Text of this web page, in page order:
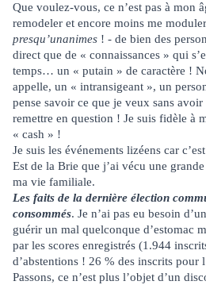
Que voulez-vous, ce n’est pas à mon
remodeler et encore moins me
presqu’unanimes ! - de bien des
direct que de « connaissances » qui
temps… un « putain » de caractère !
appelle, un « intransigeant », un
pense savoir ce que je veux sans
remettre en question ! Je suis fidèle à
« cash » !
Je suis les événements lizéens car
Est de la Brie que j’ai vécu une
ma vie familiale.
Les faits de la dernière élection
consommés. Je n’ai pas eu besoin
guérir un mal quelconque d’estomac
par les scores enregistrés (1.944
d’abstentions ! 26 % des inscrits pour
Passons, ce n’est plus l’objet d’un